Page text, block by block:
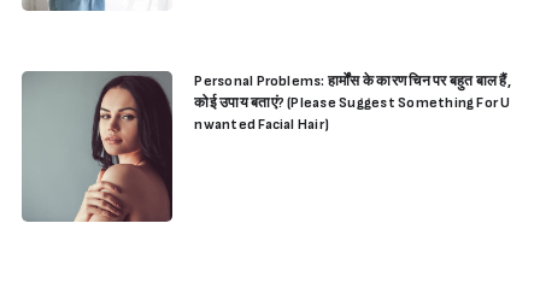
Personal Problems: हार्मोंस के कारण चिन पर बहुत बाल हैं,
कोई उपाय बताएं? (Please Suggest Something For U
nwanted Facial Hair)